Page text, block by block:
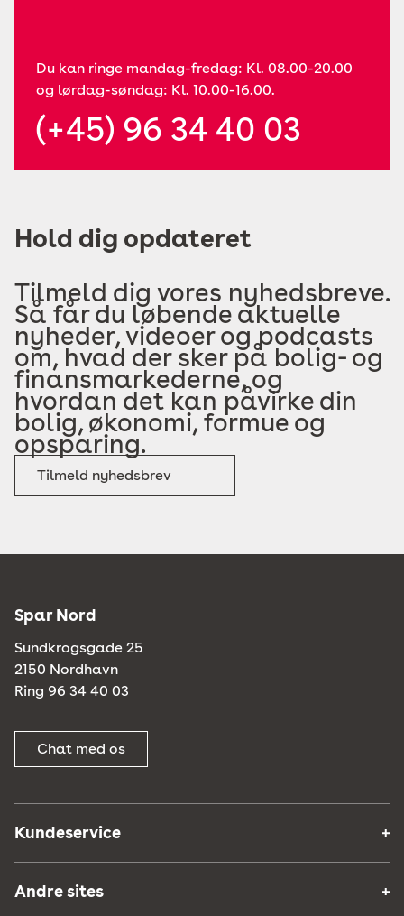
Du kan ringe mandag-fredag: Kl. 08.00-20.00
og lørdag-søndag: Kl. 10.00-16.00.
(+45) 96 34 40 03
Hold dig opdateret
Tilmeld dig vores nyhedsbreve.
Så får du løbende aktuelle
nyheder, videoer og podcasts
om, hvad der sker på bolig- og
finansmarkederne, og
hvordan det kan påvirke din
bolig, økonomi, formue og
opsparing.
Tilmeld nyhedsbrev
Spar Nord
Sundkrogsgade 25
2150 Nordhavn
Ring 96 34 40 03
Chat med os
Kundeservice
Andre sites